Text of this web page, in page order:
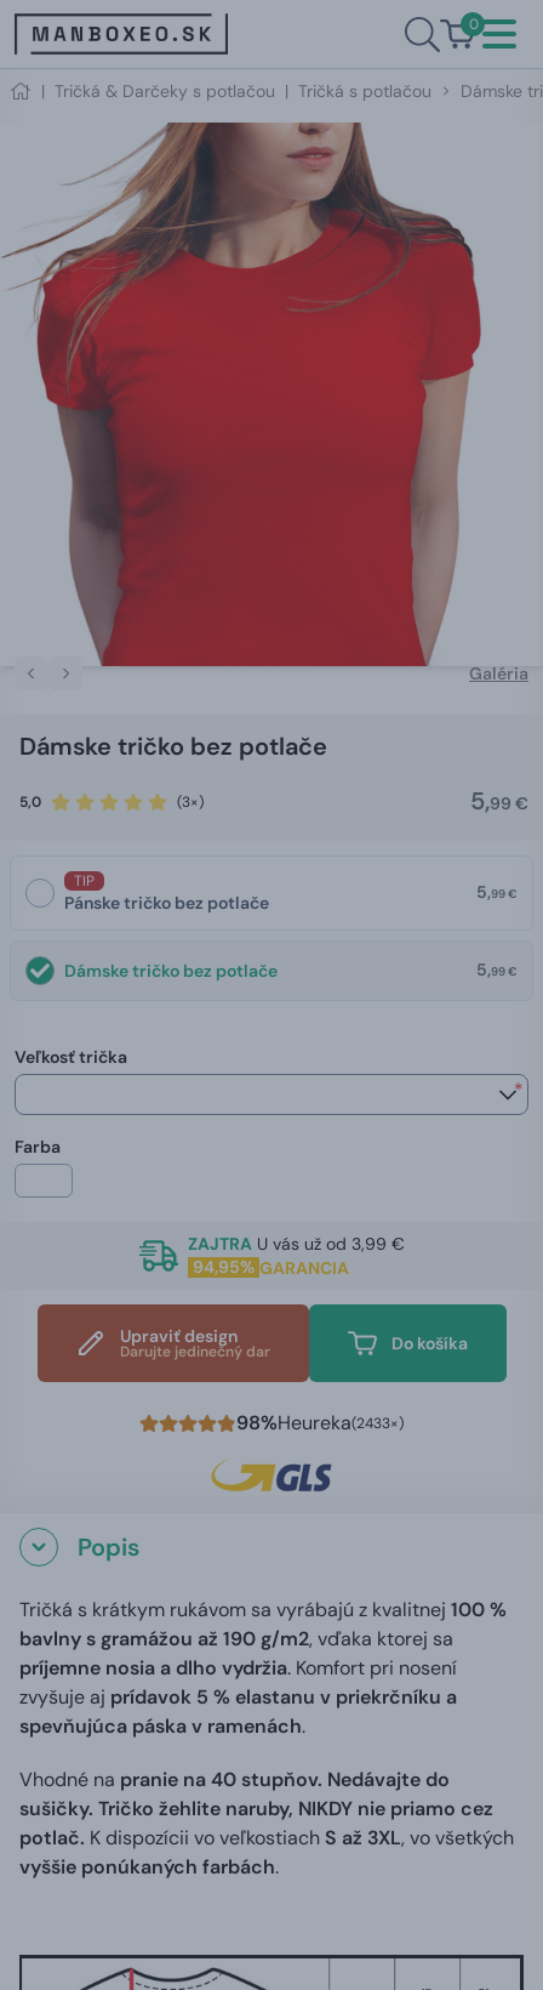
0
| Tričká & Darčeky s potlačou | Tričká s potlačou Dámske
Galéria
Dámske tričko bez potlače
5,0 (3×) 5,99 €
TIP
Pánske tričko bez potlače 5,99 €
Dámske tričko bez potlače 5,99 €
Veľkosť trička
*
Farba
ZAJTRA U vás už od 3,99 €
94,95% GARANCIA
Upraviť design
Darujte jedinečný dar Do košíka
98%Heureka(2433×)
Popis
Tričká s krátkym rukávom sa vyrábajú z kvalitnej 100 %
bavlny s gramážou až 190 g/m2, vďaka ktorej sa
príjemne nosia a dlho vydržia. Komfort pri nosení
zvyšuje aj prídavok 5 % elastanu v priekrčníku a
spevňujúca páska v ramenách.
Vhodné na pranie na 40 stupňov. Nedávajte do
sušičky. Tričko žehlite naruby, NIKDY nie priamo cez
potlač. K dispozícii vo veľkostiach S až 3XL, vo všetkých
vyššie ponúkaných farbách.